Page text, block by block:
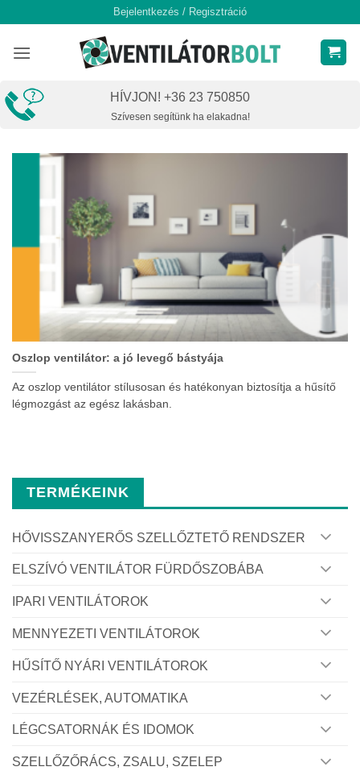
content
Bejelentkezés / Regisztráció
HÍVJON! +36 23 750850
Szívesen segítünk ha elakadna!
TERMÉKEINK
HŐVISSZANYERŐS SZELLŐZTETŐ RENDSZER
ELSZÍVÓ VENTILÁTOR FÜRDŐSZOBÁBA
IPARI VENTILÁTOROK
MENNYEZETI VENTILÁTOROK
HŰSÍTŐ NYÁRI VENTILÁTOROK
VEZÉRLÉSEK, AUTOMATIKA
LÉGCSATORNÁK ÉS IDOMOK
SZELLŐZŐRÁCS, ZSALU, SZELEP
Oszlop ventilátor: a jó levegő bástyája
Az oszlop ventilátor stílusosan és hatékonyan biztosítja a hűsítő
légmozgást az egész lakásban.